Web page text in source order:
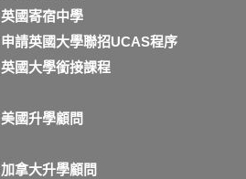
英國寄宿中學
申請英國大學聯招UCAS程序
英國大學銜接課程
美國升學顧問
加拿大升學顧問